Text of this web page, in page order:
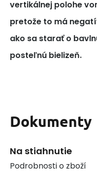
vertikálnej polohe
pretože to má
ako sa starať o
posteľnú bielizeň.
Dokumenty
Na stiahnutie
Podrobnosti o zboží